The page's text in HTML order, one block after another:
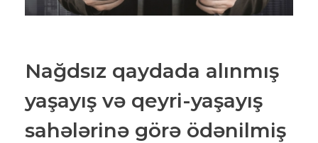
Nağdsız qaydada alınmış
yaşayış və qeyri-yaşayış
sahələrinə görə ödənilmiş